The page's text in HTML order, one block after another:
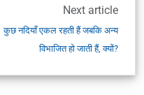
Next article
कुछ नदियाँ एकल रहती हैं जबकि अन्य
विभाजित हो जाती हैं, क्यों?